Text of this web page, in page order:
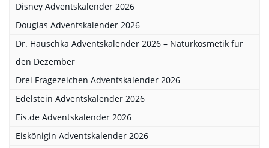
Disney Adventskalender 2026
Douglas Adventskalender 2026
Dr. Hauschka Adventskalender 2026 – Naturkosmetik für
den Dezember
Drei Fragezeichen Adventskalender 2026
Edelstein Adventskalender 2026
Eis.de Adventskalender 2026
Eiskönigin Adventskalender 2026